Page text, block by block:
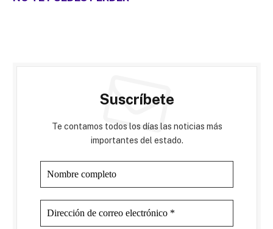
Suscríbete
Te contamos todos los días las noticias más
importantes del estado.